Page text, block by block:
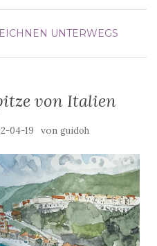
UNTERWEGS
von Italien
04-19 von guidoh